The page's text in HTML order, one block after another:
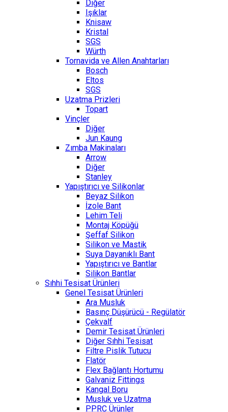
Diğer
Işıklar
Knisaw
Kristal
SGS
Würth
Tornavida ve Allen Anahtarları
Bosch
Eltos
SGS
Uzatma Prizleri
Topart
Vinçler
Diğer
Jun Kaung
Zımba Makinaları
Arrow
Diğer
Stanley
Yapıştırıcı ve Silikonlar
Beyaz Silikon
İzole Bant
Lehim Teli
Montaj Köpüğü
Şeffaf Silikon
Silikon ve Mastik
Suya Dayanıklı Bant
Yapıştırıcı ve Bantlar
Silikon Bantlar
Sıhhi Tesisat Ürünleri
Genel Tesisat Ürünleri
Ara Musluk
Basınç Düşürücü - Regülatör
Çekvalf
Demir Tesisat Ürünleri
Diğer Sıhhi Tesisat
Filtre Pislik Tutucu
Flatör
Flex Bağlantı Hortumu
Galvaniz Fittings
Kangal Boru
Musluk ve Uzatma
PPRC Ürünler